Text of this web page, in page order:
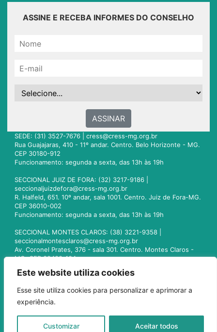
Este website utiliza cookies
Esse site utiliza cookies para personalizar e aprimorar a
experiência.
Customizar Aceitar todos
ASSINE E RECEBA INFORMES DO CONSELHO
ASSINAR
SEDE: (31) 3527-7676 | cress@cress-mg.org.br
Rua Guajajaras, 410 - 11º andar. Centro. Belo Horizonte - MG.
CEP 30180-912
Funcionamento: segunda a sexta, das 13h às 19h
SECCIONAL JUIZ DE FORA: (32) 3217-9186 |
seccionaljuizdefora@cress-mg.org.br
R. Halfeld, 651. 10º andar, sala 1001. Centro. Juiz de Fora-MG.
CEP 36010-002
Funcionamento: segunda a sexta, das 13h às 19h
SECCIONAL MONTES CLAROS: (38) 3221-9358 |
seccionalmontesclaros@cress-mg.org.br
Av. Coronel Prates, 376 - sala 301. Centro. Montes Claros -
MG. CEP 39400-104
seccionaluberlandia@cress-mg.org.br
Av. Afonso Pena, 547 - sala 101. Uberlândia - MG. CEP